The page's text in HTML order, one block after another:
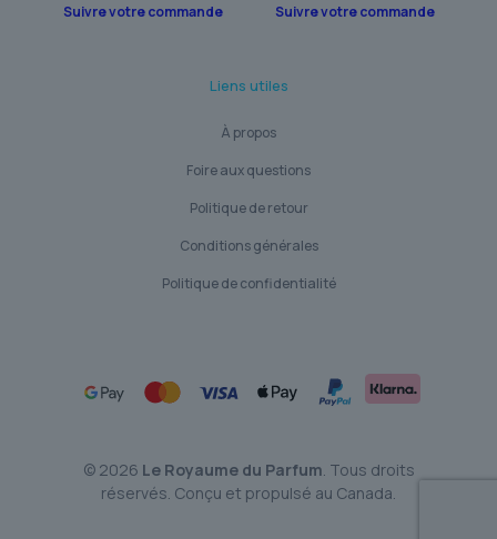
Suivre votre commande
Suivre votre commande
Liens utiles
À propos
Foire aux questions
Politique de retour
Conditions générales
Politique de confidentialité
© 2026 Le Royaume du Parfum. Tous droits
réservés. Conçu et propulsé au Canada.